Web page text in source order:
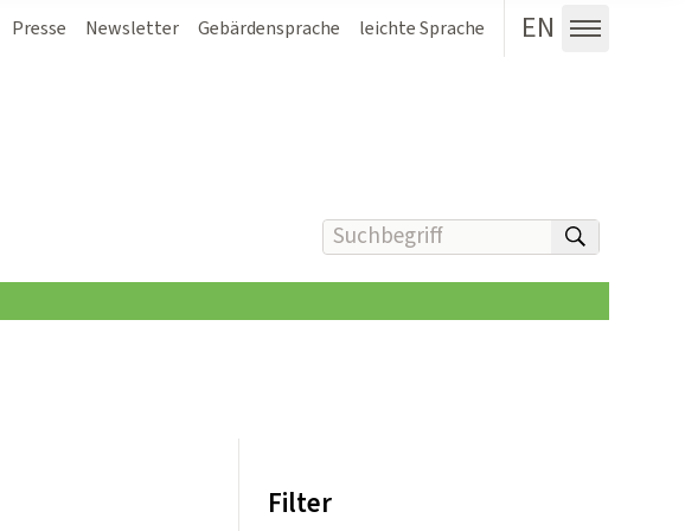
Presse Newsletter Gebärdensprache leichte Sprache EN
Menü
Suchbegriff(e) eingeben
Filter